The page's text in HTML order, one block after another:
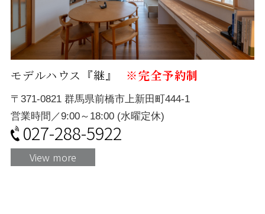
モデルハウス『継』 ※完全予約制
〒371-0821 群馬県前橋市上新田町444-1
営業時間／9:00～18:00 (水曜定休)
027-288-5922
View more